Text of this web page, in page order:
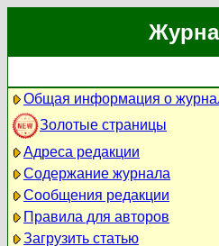
Общая информация о
Золотые страницы
Адреса редакции
Содержание журнала
Сообщения редакции
Правила для авторов
Загрузить статью